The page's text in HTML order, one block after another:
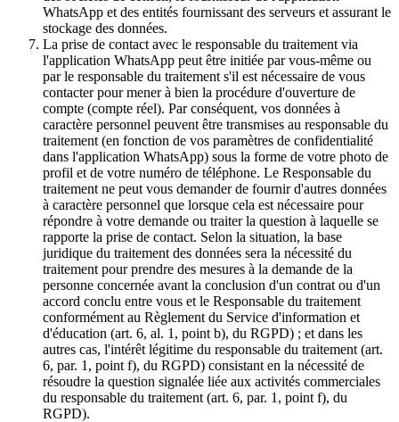
WhatsApp et des entités fournissant des serveurs et assurant le
stockage des données.
La prise de contact avec le responsable du traitement via
l'application WhatsApp peut être initiée par vous-même ou
par le responsable du traitement s'il est nécessaire de vous
contacter pour mener à bien la procédure d'ouverture de
compte (compte réel). Par conséquent, vos données à
caractère personnel peuvent être transmises au responsable du
traitement (en fonction de vos paramètres de confidentialité
dans l'application WhatsApp) sous la forme de votre photo de
profil et de votre numéro de téléphone. Le Responsable du
traitement ne peut vous demander de fournir d'autres données
à caractère personnel que lorsque cela est nécessaire pour
répondre à votre demande ou traiter la question à laquelle se
rapporte la prise de contact. Selon la situation, la base
juridique du traitement des données sera la nécessité du
traitement pour prendre des mesures à la demande de la
personne concernée avant la conclusion d'un contrat ou d'un
accord conclu entre vous et le Responsable du traitement
conformément au Règlement du Service d'information et
d'éducation (art. 6, al. 1, point b), du RGPD) ; et dans les
autres cas, l'intérêt légitime du responsable du traitement (art.
6, par. 1, point f), du RGPD) consistant en la nécessité de
résoudre la question signalée liée aux activités commerciales
du responsable du traitement (art. 6, par. 1, point f), du
RGPD).